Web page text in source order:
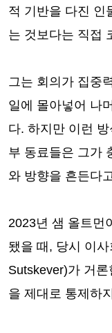
적 기반을 다진 인
는 것보다는 직접
그는 회의가 집중
일에 몰아넣어 나
다. 하지만 이런
부 동료들은 그가
와 방향을 흔든다
2023년 샘 올트먼
됐을 때, 당시 이
Sutskever)가 거
을 제대로 통제하